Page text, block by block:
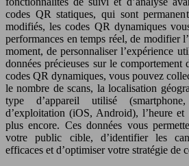
codes QR statiques, qui sont
modifiés, les codes QR dynamiques
performances en temps réel, de modifier
moment, de personnaliser l’expérience
données précieuses sur le comportement
codes QR dynamiques, vous pouvez
le nombre de scans, la localisation
type d’appareil utilisé
d’exploitation (iOS, Android), l’heure et
plus encore. Ces données vous
votre public cible, d’identifier les
efficaces et d’optimiser votre stratégie de